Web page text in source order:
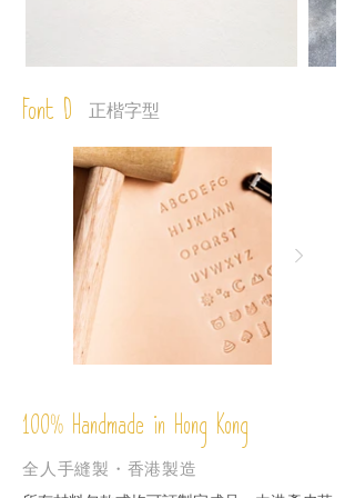
Font D 正楷字型
100% Handmade in Hong Kong
全人手縫製・香港製造